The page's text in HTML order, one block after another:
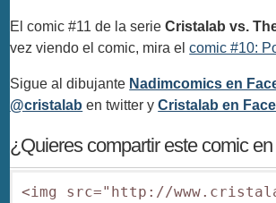
El comic #11 de la serieCristalab vs.
vez viendo el comic, mira elcomic #10:
Sigue al dibujante Nadimcomics en
@cristalab en twitter yCristalab en
¿Quieres compartir este comic
<img src="http://